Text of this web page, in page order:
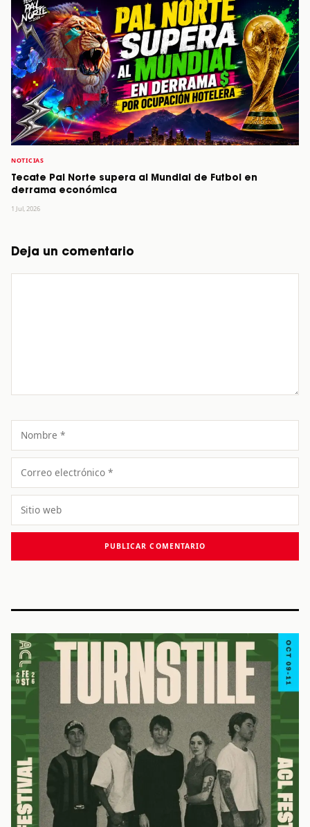
NOTICIAS
Tecate Pal Norte supera al Mundial de Futbol en
derrama económica
1 Jul, 2026
Deja un comentario
Comentario
Nombre
Correo
electrónico
Sitio
web